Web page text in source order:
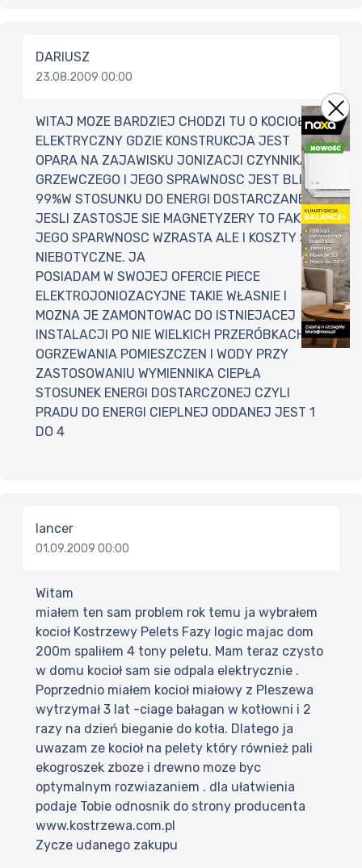
DARIUSZ
23.08.2009 00:00
WITAJ MOZE BARDZIEJ CHODZI TU O KOCIOŁ
ELEKTRYCZNY GDZIE KONSTRUKCJA JEST
OPARA NA ZAJAWISKU JONIZACJI CZYNNIKA
GRZEWCZEGO I JEGO SPRAWNOSC JEST BLISKA
99%W STOSUNKU DO ENERGI DOSTARCZANEJ I
JESLI ZASTOSJE SIE MAGNETYZERY TO FAKT
JEGO SPARWNOSC WZRASTA ALE I KOSZTY SA
NIEBOTYCZNE. JA
POSIADAM W SWOJEJ OFERCIE PIECE
ELEKTROJONIOZACYJNE TAKIE WŁASNIE I
MOZNA JE ZAMONTOWAC DO ISTNIEJACEJ
INSTALACJI PO NIE WIELKICH PRZERÓBKACH DO
OGRZEWANIA POMIESZCZEN I WODY PRZY
ZASTOSOWANIU WYMIENNIKA CIEPŁA
STOSUNEK ENERGI DOSTARCZONEJ CZYLI
PRADU DO ENERGI CIEPLNEJ ODDANEJ JEST 1
DO 4
lancer
01.09.2009 00:00
Witam
miałem ten sam problem rok temu ja wybrałem
kocioł Kostrzewy Pelets Fazy logic majac dom
200m spaliłem 4 tony peletu. Mam teraz czysto
w domu kocioł sam sie odpala elektrycznie .
Poprzednio miałem kocioł miałowy z Pleszewa
wytrzymał 3 lat -ciage bałagan w kotłowni i 2
razy na dzień bieganie do kotła. Dlatego ja
uwazam ze kocioł na pelety który również pali
ekogroszek zboze i drewno moze byc
optymalnym rozwiazaniem . dla ułatwienia
podaje Tobie odnosnik do strony producenta
www.kostrzewa.com.pl
Zycze udanego zakupu